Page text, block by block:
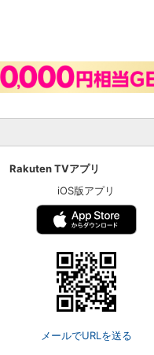
Rakuten TVアプリ
iOS版アプリ
メールでURLを送る